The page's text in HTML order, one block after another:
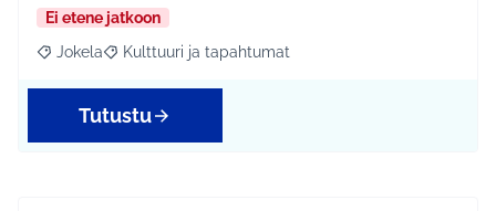
Ei etene jatkoon
Rajaa tulokset aihepiirin mukaan: Jokela
Jokela Rajaa tulokset teeman mukaan: Kulttuuri ja
Kulttuuri ja tapahtumat
Tutustu